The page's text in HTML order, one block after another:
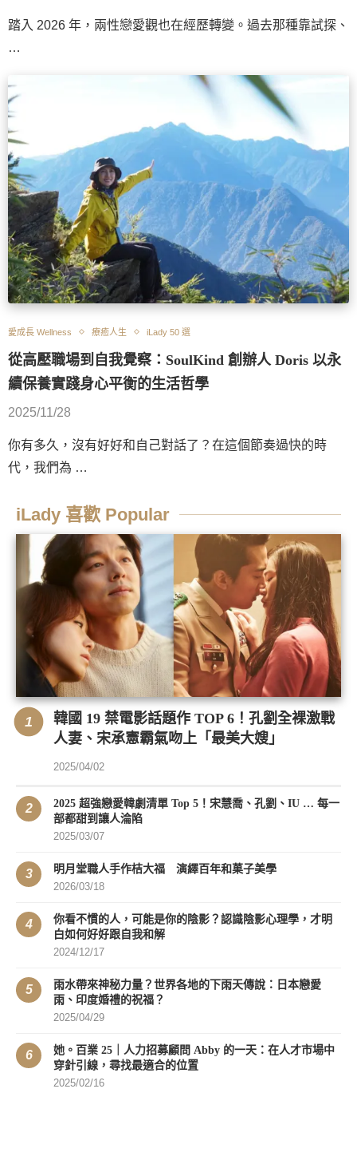
踏入 2026 年，兩性戀愛觀也在經歷轉變。過去那種靠試探、
…
愛成長 Wellness 療癒人生 iLady 50 選
從高壓職場到自我覺察：SoulKind 創辦人 Doris 以永
續保養實踐身心平衡的生活哲學
2025/11/28
你有多久，沒有好好和自己對話了？在這個節奏過快的時
代，我們為 …
iLady 喜歡 Popular
韓國 19 禁電影話題作 TOP 6！孔劉全裸激戰
人妻、宋承憲霸氣吻上「最美大嫂」
2025/04/02
2025 超強戀愛韓劇清單 Top 5！宋慧喬、孔劉、IU … 每一
部都甜到讓人淪陷
2025/03/07
明月堂職人手作桔大福 演繹百年和菓子美學
2026/03/18
你看不慣的人，可能是你的陰影？認識陰影心理學，才明
白如何好好跟自我和解
2024/12/17
雨水帶來神秘力量？世界各地的下雨天傳說：日本戀愛
雨、印度婚禮的祝福？
2025/04/29
她。百業 25｜人力招募顧問 Abby 的一天：在人才市場中
穿針引線，尋找最適合的位置
2025/02/16